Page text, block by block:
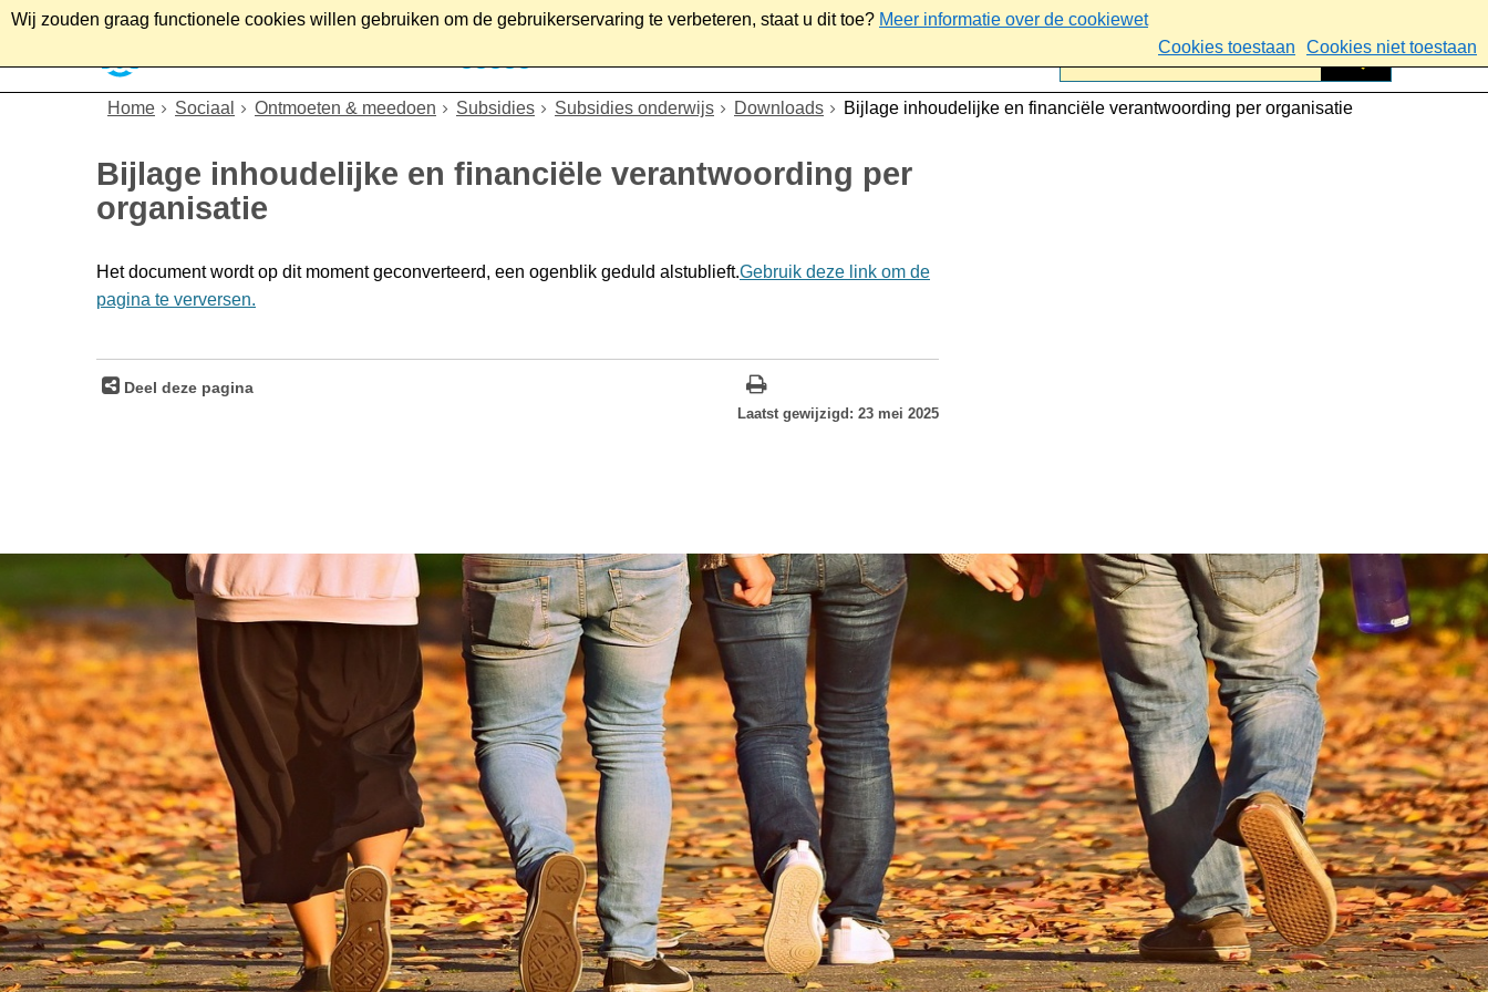
Wij zouden graag functionele cookies willen gebruiken om de gebruikerservaring te verbeteren, staat u dit toe? Meer informatie over de cookiewet
Cookies toestaan
Cookies niet toestaan
Home Sociaal Ontmoeten & meedoen Subsidies Subsidies onderwijs Downloads Bijlage inhoudelijke en financiële verantwoording per organisatie
Bijlage inhoudelijke en financiële verantwoording per
organisatie
Het document wordt op dit moment geconverteerd, een ogenblik geduld alstublieft.Gebruik deze link om de
pagina te verversen.
Deel deze pagina
Laatst gewijzigd: 23 mei 2025